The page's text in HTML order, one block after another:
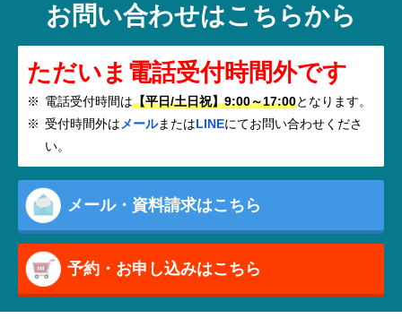
お問い合わせはこちらから
ただいま電話受付時間外です
電話受付時間は【平日/土日祝】9:00～17:00となります。
受付時間外は メールまたはLINEにてお問い合わせくださ
い。
メール・資料請求はこちら
予約・お申し込みはこちら